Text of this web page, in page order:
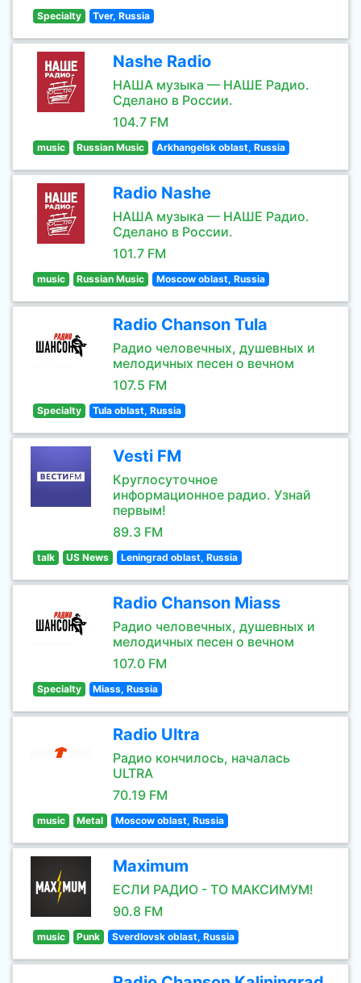
Specialty Tver, Russia
Nashe Radio
НАША музыка — НАШЕ Радио.
Сделано в России.
104.7 FM
music Russian Music Arkhangelsk oblast, Russia
Radio Nashe
НАША музыка — НАШЕ Радио.
Сделано в России.
101.7 FM
music Russian Music Moscow oblast, Russia
Radio Chanson Tula
Радио человечных, душевных и
мелодичных песен о вечном
107.5 FM
Specialty Tula oblast, Russia
Vesti FM
Круглосуточное
информационное радио. Узнай
первым!
89.3 FM
talk US News Leningrad oblast, Russia
Radio Chanson Miass
Радио человечных, душевных и
мелодичных песен о вечном
107.0 FM
Specialty Miass, Russia
Radio Ultra
Радио кончилось, началась
ULTRA
70.19 FM
music Metal Moscow oblast, Russia
Maximum
ЕСЛИ РАДИО - ТО МАКСИМУМ!
90.8 FM
music Punk Sverdlovsk oblast, Russia